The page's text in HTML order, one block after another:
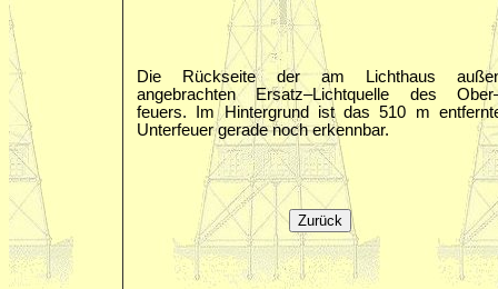
Die Rückseite der am Lichthaus
angebrachten Ersatz–Lichtquelle des
feuers. Im Hintergrund ist das 510 m
Unterfeuer gerade noch erkennbar.